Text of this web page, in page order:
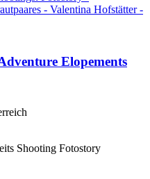
Elopements
Shooting Fotostory